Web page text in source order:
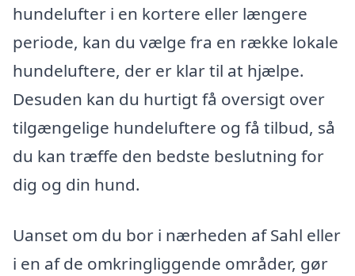
hundelufter i en kortere eller længere
periode, kan du vælge fra en række lokale
hundeluftere, der er klar til at hjælpe.
Desuden kan du hurtigt få oversigt over
tilgængelige hundeluftere og få tilbud, så
du kan træffe den bedste beslutning for
dig og din hund.
Uanset om du bor i nærheden af Sahl eller
i en af de omkringliggende områder, gør